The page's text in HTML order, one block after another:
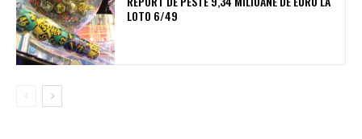
LOTO 6/49